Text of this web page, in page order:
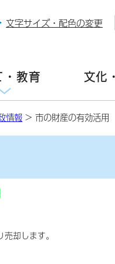
文字サイズ・配色の変更
教育 文化
情報 > 市の財産の有効活用
却します。